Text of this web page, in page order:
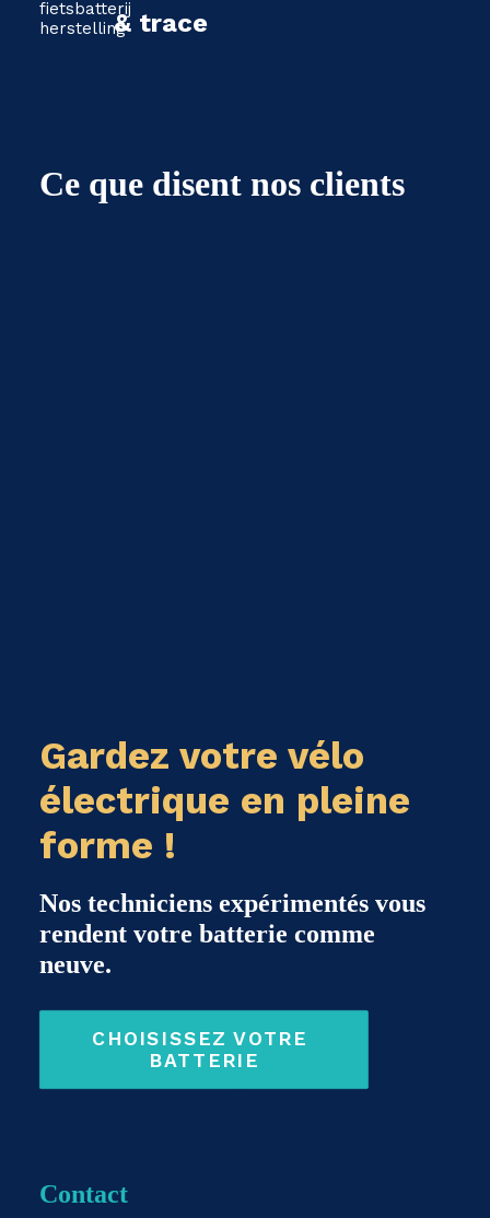
& trace
Ce que disent nos clients
Gardez votre vélo
électrique en pleine
forme !
Nos techniciens expérimentés vous
rendent votre batterie comme
neuve.
CHOISISSEZ VOTRE
BATTERIE
Contact